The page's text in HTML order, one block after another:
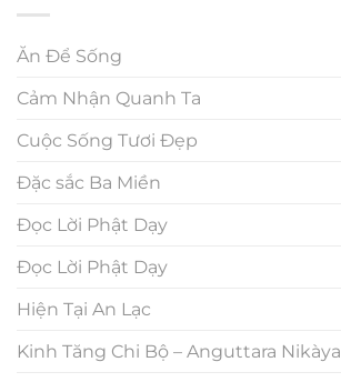
Ăn Để Sống
Cảm Nhận Quanh Ta
Cuộc Sống Tươi Đẹp
Đặc sắc Ba Miền
Đọc Lời Phật Dạy
Đọc Lời Phật Dạy
Hiện Tại An Lạc
Kinh Tăng Chi Bộ – Anguttara Nikàya